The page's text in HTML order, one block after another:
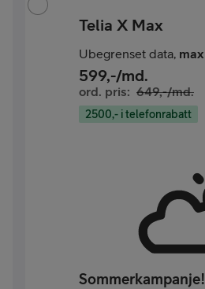
Telia X Max
Ubegrenset data, max
599,-/md.
ord. pris: 649,-/md.
2500,- i telefonrabatt
Sommerkampanje!